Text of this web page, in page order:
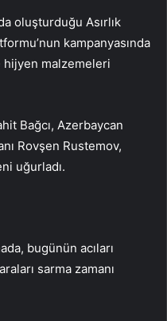
oluşturduğu Asırlık
kampanyasında
hijyen malzemeleri
Bağcı, Azerbaycan
Rovşen Rustemov,
uğurladı.
bugünün acıları
sarma zamanı